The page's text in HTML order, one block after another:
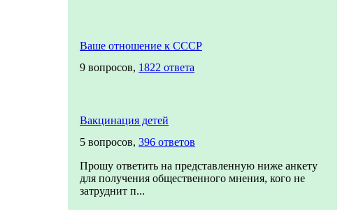
Ваше отношение к СССР
9 вопросов, 1822 ответа
Вакцинация детей
5 вопросов, 396 ответов
Прошу ответить на представленную ниже анкету
для получения общественного мнения, кого не
затруднит п...